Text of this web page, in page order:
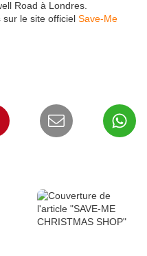
Road à Londres.
sur le site officiel Save-Me